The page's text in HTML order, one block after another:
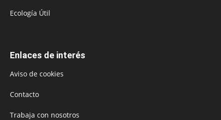
Ecología Útil
Enlaces de interés
Aviso de cookies
Contacto
Trabaja con nosotros